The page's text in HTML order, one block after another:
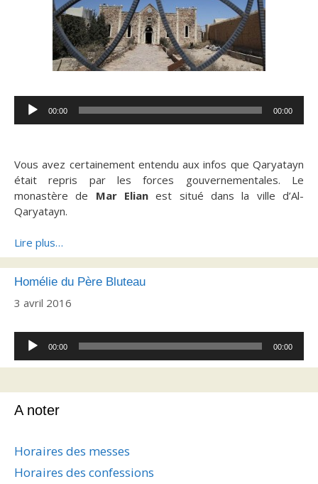
Lecteur
audio
00:00 00:00
Vous avez certainement entendu aux infos que Qaryatayn
était repris par les forces gouvernementales. Le
monastère de Mar Elian est situé dans la ville d’Al-
Qaryatayn.
Lire plus…
Homélie du Père Bluteau
3 avril 2016
Lecteur
audio
00:00 00:00
A noter
Horaires des messes
Horaires des confessions